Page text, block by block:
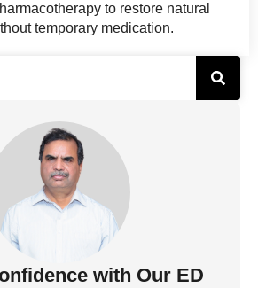
to restore natural
temporary medication.
with Our ED